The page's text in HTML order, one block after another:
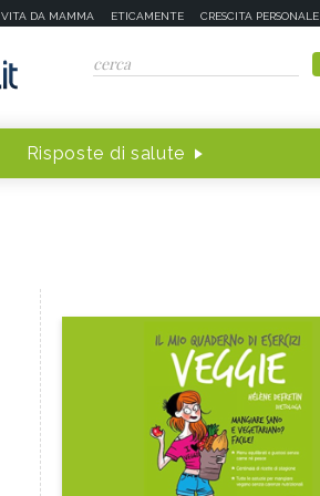
VITA DA MAMMA ETICAMENTE CRESCITA PERSONALE
Risposte di salute